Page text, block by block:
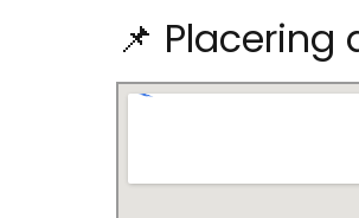
📌 Placering